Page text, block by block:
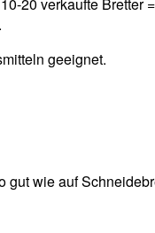
geeignet.
wie auf